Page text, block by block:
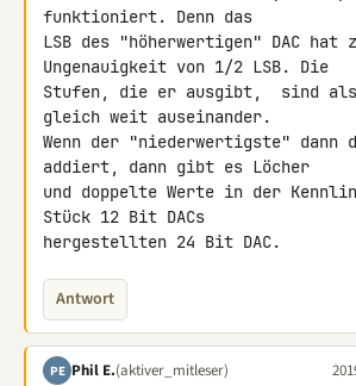
funktioniert. Denn das
LSB des "höherwertigen" DAC hat
Ungenauigkeit von 1/2 LSB. Die
Stufen, die er ausgibt,  sind
gleich weit auseinander.
Wenn der "niederwertigste" dann
addiert, dann gibt es Löcher
und doppelte Werte in der
Stück 12 Bit DACs
hergestellten 24 Bit DAC.
Antwort
PE Phil E.(aktiver_mitleser)